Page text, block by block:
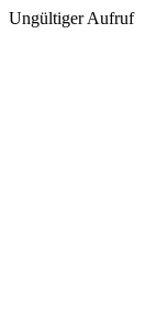
Ungültiger Aufruf